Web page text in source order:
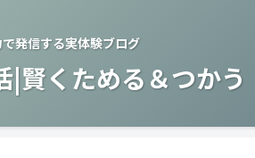
発信する実体験ブログ
|賢くためる＆つかう